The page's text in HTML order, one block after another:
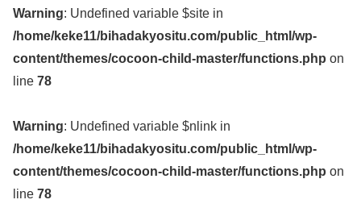
Warning: Undefined variable $site in
/home/keke11/bihadakyositu.com/public_html/wp-
content/themes/cocoon-child-master/functions.php on
line 78
Warning: Undefined variable $nlink in
/home/keke11/bihadakyositu.com/public_html/wp-
content/themes/cocoon-child-master/functions.php on
line 78